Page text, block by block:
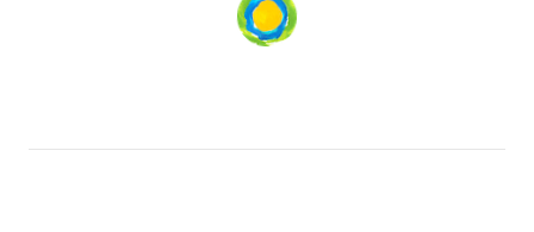
Loading